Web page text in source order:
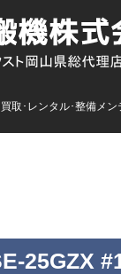
取･レンタル･整備メン
25GZX